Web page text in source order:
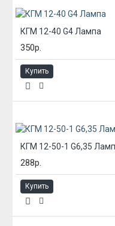
КГМ 12-40 G4 Лампа
350р.
Купить
КГМ 12-50-1 G6,35
288р.
Купить